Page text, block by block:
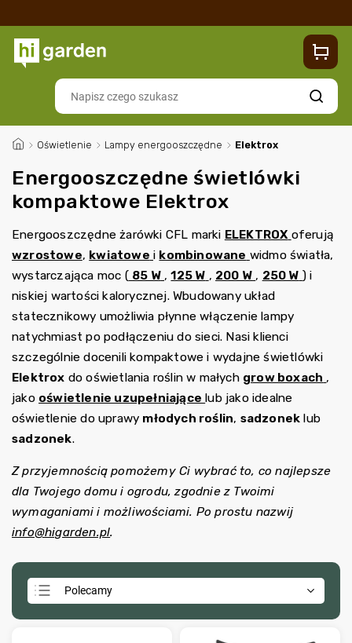
Contacts
Szukaj
/ Oświetlenie / Lampy energooszczędne / Elektrox
Energooszczędne świetlówki
kompaktowe Elektrox
Energooszczędne żarówki CFL marki ELEKTROX oferują
wzrostowe, kwiatowe i kombinowane widmo światła,
wystarczająca moc ( 85 W ,125 W , 200 W , 250 W ) i
niskiej wartości kalorycznej. Wbudowany układ
statecznikowy umożliwia płynne włączenie lampy
natychmiast po podłączeniu do sieci. Nasi klienci
szczególnie docenili kompaktowe i wydajne świetlówki
Elektrox do oświetlania roślin w małych grow boxach ,
jako oświetlenie uzupełniające lub jako idealne
oświetlenie do uprawy młodych roślin, sadzonek lub
sadzonek.
Z przyjemnością pomożemy Ci wybrać to, co najlepsze
dla Twojego domu i ogrodu, zgodnie z Twoimi
wymaganiami i możliwościami. Po prostu nazwij
info@higarden.pl.
Polecamy
Najtańsze